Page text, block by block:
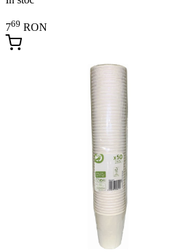
769 RON